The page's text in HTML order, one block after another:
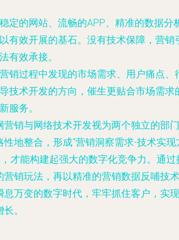
稳定的网站、流畅的APP、精准的数据分
有效开展的基石。没有技术保障，营销
有效承接。
营销过程中发现的市场需求、用户痛点、
技术开发的方向，催生更贴合市场需求
服务。
营销与网络技术开发视为两个独立的部门
地整合，形成“营销洞察需求-技术实现
才能构建起强大的数字化竞争力。通过
销玩法，再以精准的营销数据反哺技术
万变的数字时代，牢牢抓住客户，实现
。